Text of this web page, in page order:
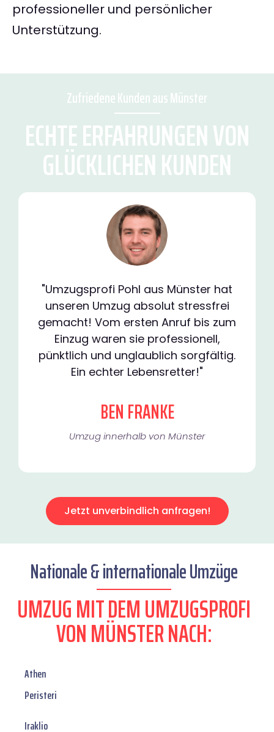
professioneller und persönlicher
Unterstützung.
Zufriedene Kunden aus Münster
ECHTE ERFAHRUNGEN VON
GLÜCKLICHEN KUNDEN
"Umzugsprofi Pohl aus Münster hat
unseren Umzug absolut stressfrei
gemacht! Vom ersten Anruf bis zum
Einzug waren sie professionell,
pünktlich und unglaublich sorgfältig.
Ein echter Lebensretter!"
BEN FRANKE
Umzug innerhalb von Münster​
Jetzt unverbindlich anfragen!
Nationale & internationale Umzüge
UMZUG MIT DEM UMZUGSPROFI
VON MÜNSTER NACH:
Athen
Peristeri
Iraklio